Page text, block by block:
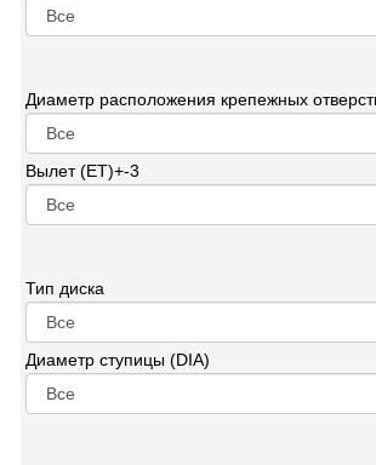
Диаметр расположения крепежных
Вылет (ET)+-3
Тип диска
Диаметр ступицы (DIA)